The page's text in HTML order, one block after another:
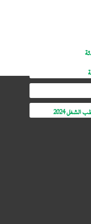
2024